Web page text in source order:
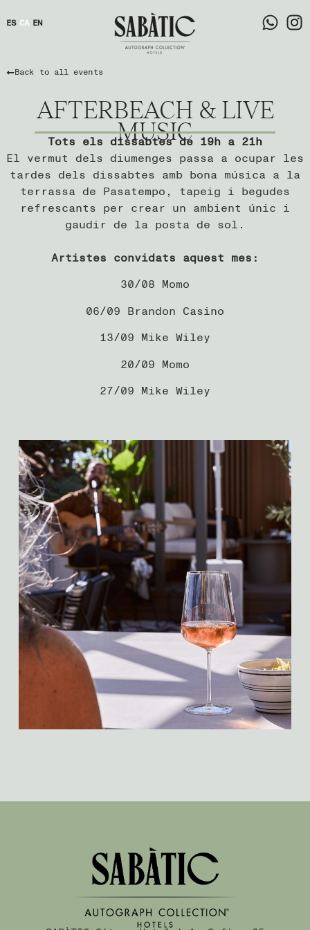
ES CA EN
Back to all events
AFTERBEACH & LIVE
MUSIC
Tots els dissabtes de 19h a 21h
El vermut dels diumenges passa a ocupar les
tardes dels dissabtes amb bona música a la
terrassa de Pasatempo, tapeig i begudes
refrescants per crear un ambient únic i
gaudir de la posta de sol.
Artistes convidats aquest mes:
30/08 Momo
06/09 Brandon Casino
13/09 Mike Wiley
20/09 Momo
27/09 Mike Wiley